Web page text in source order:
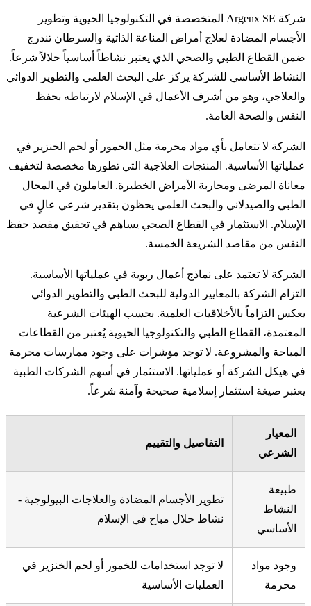
شركة Argenx SE المتخصصة في التكنولوجيا الحيوية وتطوير
الأجسام المضادة لعلاج أمراض المناعة الذاتية والسرطان تندرج
ضمن القطاع الطبي والصحي الذي يعتبر نشاطاً أساسياً حلالاً شرعاً.
النشاط الأساسي للشركة يركز على البحث العلمي والتطوير الدوائي
والعلاجي، وهو من أشرف الأعمال في الإسلام لارتباطه بحفظ
النفس والصحة العامة.
الشركة لا تتعامل بأي مواد محرمة مثل الخمور أو لحم الخنزير في
عملياتها الأساسية. المنتجات العلاجية التي تطورها مخصصة لتخفيف
معاناة المرضى ومحاربة الأمراض الخطيرة. العاملون في المجال
الطبي والصيدلاني والبحث العلمي يحظون بتقدير شرعي عالٍ في
الإسلام. الاستثمار في القطاع الصحي يساهم في تحقيق مقصد حفظ
النفس من مقاصد الشريعة الخمسة.
الشركة لا تعتمد على نماذج أعمال ربوية في عملياتها الأساسية.
التزام الشركة بالمعايير الدولية للبحث الطبي والتطوير الدوائي
يعكس التزاماً بالأخلاقيات العلمية. بحسب الهيئات الشرعية
المعتمدة، القطاع الطبي والتكنولوجيا الحيوية يُعتبر من القطاعات
المباحة والمشروعة. لا توجد مؤشرات على وجود ممارسات محرمة
في هيكل الشركة أو عملياتها. الاستثمار في أسهم الشركات الطبية
يعتبر صيغة استثمار إسلامية صحيحة وآمنة شرعاً.
المعيار
الشرعي
التفاصيل والتقييم
طبيعة
النشاط
الأساسي
تطوير الأجسام المضادة والعلاجات البيولوجية -
نشاط حلال مباح في الإسلام
وجود مواد
محرمة
لا توجد استخدامات للخمور أو لحم الخنزير في
العمليات الأساسية